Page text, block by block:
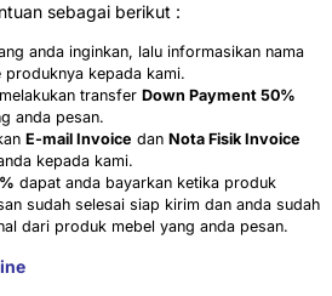
sebagai berikut :
anda inginkan, lalu informasikan nama
kepada kami.
transfer Down Payment 50%
anda pesan.
E-mail Invoice dan Nota Fisik Invoice
kepada kami.
dapat anda bayarkan ketika produk
sudah selesai siap kirim dan anda sudah
dari produk mebel yang anda pesan.